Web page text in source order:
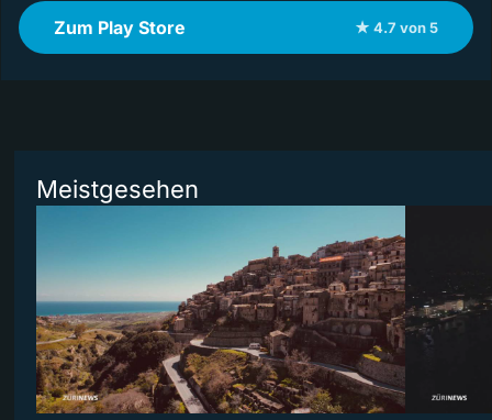
Zum Play Store ★ 4.7 von 5
Meistgesehen